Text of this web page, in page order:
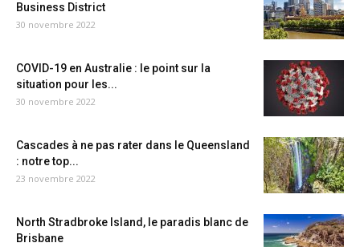
Business District
30 novembre 2022
COVID-19 en Australie : le point sur la
situation pour les...
30 novembre 2022
Cascades à ne pas rater dans le Queensland
: notre top...
23 novembre 2022
North Stradbroke Island, le paradis blanc de
Brisbane